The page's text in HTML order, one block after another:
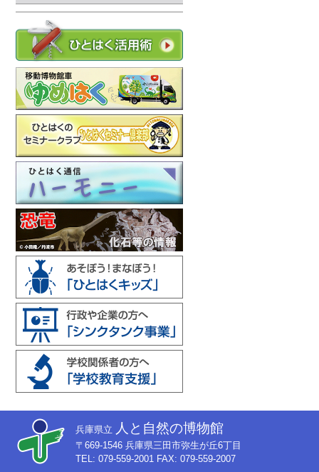
兵庫県立 人と自然の博物館
〒669-1546 兵庫県三田市弥生が丘6丁目
TEL: 079-559-2001 FAX: 079-559-2007